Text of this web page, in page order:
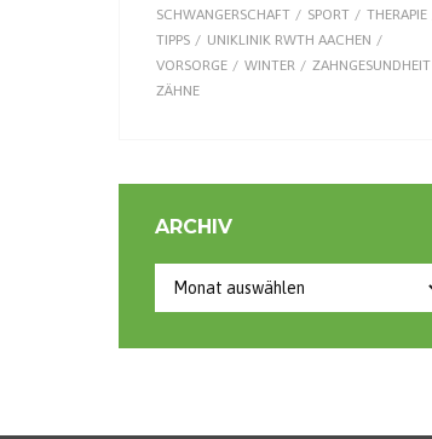
SCHWANGERSCHAFT
SPORT
THERAPIE
TIPPS
UNIKLINIK RWTH AACHEN
VORSORGE
WINTER
ZAHNGESUNDHEIT
ZÄHNE
ARCHIV